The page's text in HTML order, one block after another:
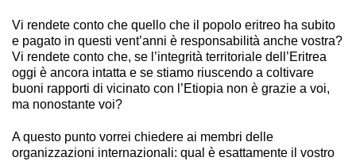
Vi rendete conto che quello che il popolo eritreo ha subito
e pagato in questi vent’anni è responsabilità anche vostra?
Vi rendete conto che, se l’integrità territoriale dell’Eritrea
oggi è ancora intatta e se stiamo riuscendo a coltivare
buoni rapporti di vicinato con l’Etiopia non è grazie a voi,
ma nonostante voi?
A questo punto vorrei chiedere ai membri delle
organizzazioni internazionali: qual è esattamente il vostro